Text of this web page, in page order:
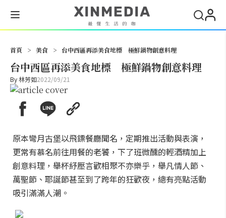
首頁 > 美食 > 台中西區再添美食地標 極鮮鍋物創意料理
台中西區再添美食地標 極鮮鍋物創意料理
By林芳如2022/09/21
原本彎月古堡以飛鏢餐廳聞名，定期推出活動與表演，
更常有慕名前往用餐的老饕，下了班微醺的輕酒精加上
創意料理，舉杯紓壓言歡相聚不亦樂乎，舉凡情人節、
萬聖節、耶誕節甚至到了跨年的狂歡夜，總有亮點活動
吸引滿滿人潮。